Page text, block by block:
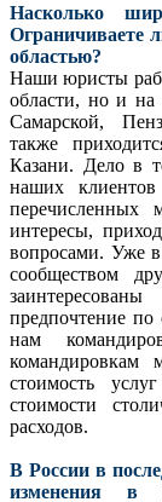
Насколько
Ограничиваете
областью?
Наши юристы
области, но и на
Самарской,
также
Казани. Дело в
наших
перечисленных
интересы,
вопросами. Уже
сообществом
предпочтение
нам
командировкам
стоимость
стоимости
расходов.
В России в
изменения в